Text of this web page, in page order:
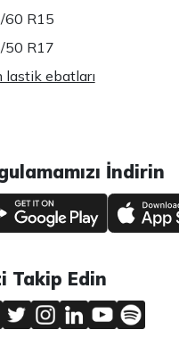
60 R15
50 R17
lastik ebatları
İndirin
Takip Edin